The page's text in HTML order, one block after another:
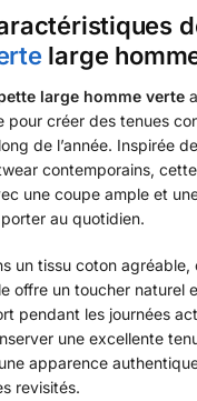
large
large homme verte
pour créer des tenues
de l’année. Inspirée
contemporains,
une coupe ample et
au quotidien.
un tissu coton
offre un toucher naturel
pendant les journées
une excellente
apparence
revisités.